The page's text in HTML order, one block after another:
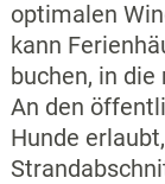
optimalen
kann
buchen, in
An den
Hunde